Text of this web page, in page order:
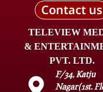
Contact us
TELEVIEW
&
PVT. LTD.
F/34, Katju
Nagar(1st.